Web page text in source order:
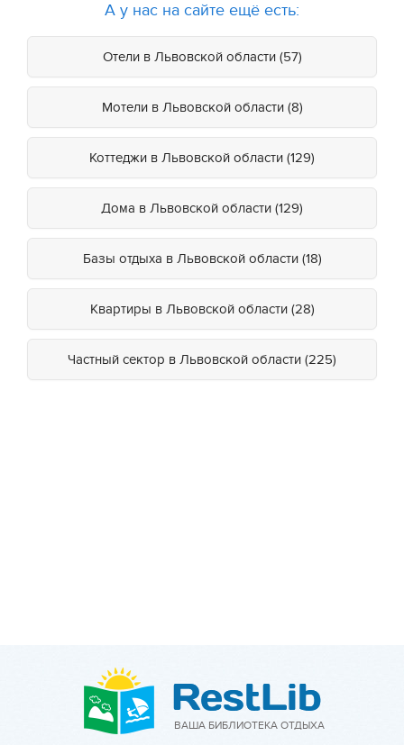
А у нас на сайте ещё есть:
Отели в Львовской области (57)
Мотели в Львовской области (8)
Коттеджи в Львовской области (129)
Дома в Львовской области (129)
Базы отдыха в Львовской области (18)
Квартиры в Львовской области (28)
Частный сектор в Львовской области (225)
ВАША БИБЛИОТЕКА ОТДЫХА